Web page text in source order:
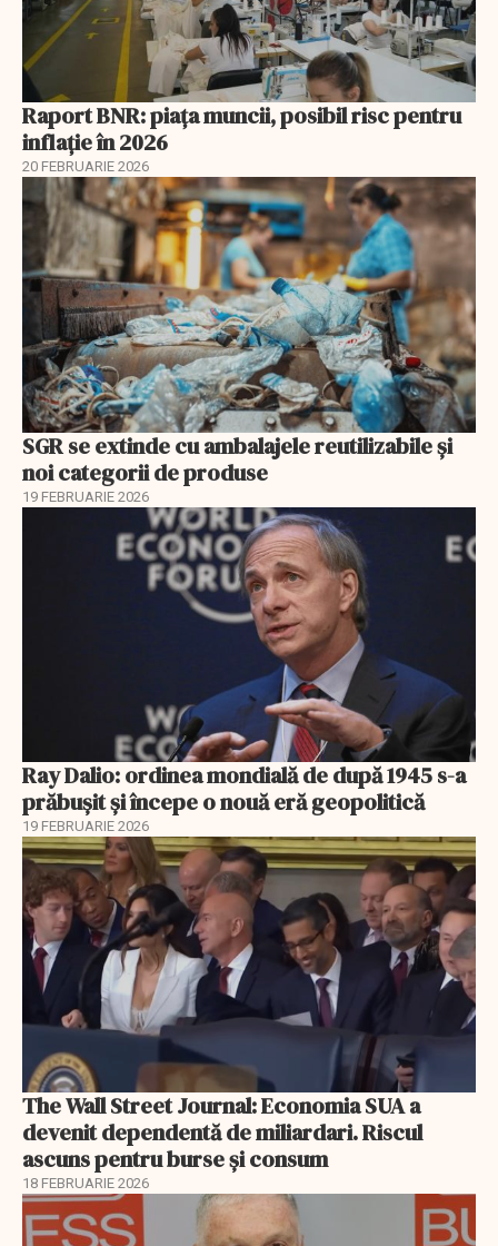
Raport BNR: piața muncii, posibil risc pentru
inflație în 2026
20 FEBRUARIE 2026
SGR se extinde cu ambalajele reutilizabile și
noi categorii de produse
19 FEBRUARIE 2026
Ray Dalio: ordinea mondială de după 1945 s-a
prăbușit și începe o nouă eră geopolitică
19 FEBRUARIE 2026
The Wall Street Journal: Economia SUA a
devenit dependentă de miliardari. Riscul
ascuns pentru burse și consum
18 FEBRUARIE 2026
EXCLUSIV